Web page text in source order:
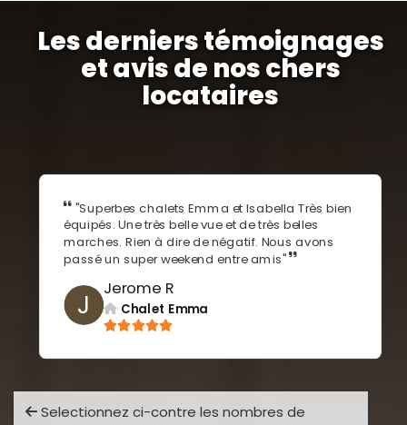
Les derniers témoignages
et avis de nos chers
locataires
"Superbes chalets Emma et Isabella Très bien
équipés. Une très belle vue et de très belles
marches. Rien à dire de négatif. Nous avons
passé un super weekend entre amis"
J
Jerome R
Chalet Emma
Selectionnez ci-contre les nombres de